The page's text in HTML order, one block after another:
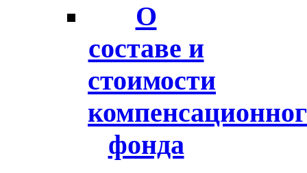
О
составе и
стоимости
фонда